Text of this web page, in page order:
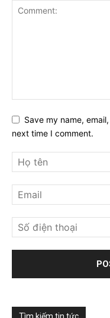
Save my name,
next time I comment.